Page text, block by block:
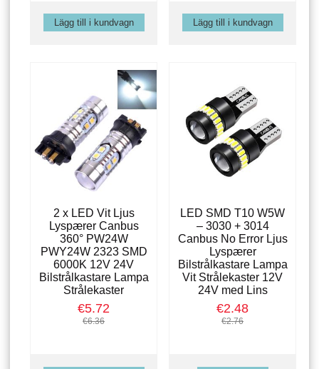
2 x LED Vit Ljus
Lyspærer Canbus
360° PW24W
PWY24W 2323 SMD
6000K 12V 24V
Bilstrålkastare Lampa
Strålekaster
€5.72
€6.36
LED SMD T10 W5W
– 3030 + 3014
Canbus No Error Ljus
Lyspærer
Bilstrålkastare Lampa
Vit Strålekaster 12V
24V med Lins
€2.48
€2.76